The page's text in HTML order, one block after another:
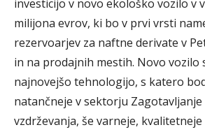
investicijo v novo ekološko vozilo v
milijona evrov, ki bo v prvi vrsti
rezervoarjev za naftne derivate v
in na prodajnih mestih. Novo vozilo
najnovejšo tehnologijo, s katero
natančneje v sektorju
vzdrževanja, še varneje,